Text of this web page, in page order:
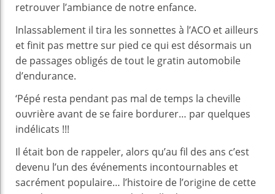
retrouver l’ambiance de notre enfance.
Inlassablement il tira les sonnettes à l’ACO et ailleurs
et finit pas mettre sur pied ce qui est désormais un
de passages obligés de tout le gratin automobile
d’endurance.
‘Pépé resta pendant pas mal de temps la cheville
ouvrière avant de se faire bordurer… par quelques
indélicats !!!
Il était bon de rappeler, alors qu’au fil des ans c’est
devenu l’un des événements incontournables et
sacrément populaire… l’histoire de l’origine de cette